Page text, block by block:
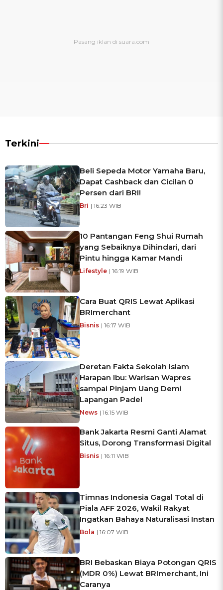
Terkini
Beli Sepeda Motor Yamaha Baru,
Dapat Cashback dan Cicilan 0
Persen dari BRI!
Bri | 16:23 WIB
10 Pantangan Feng Shui Rumah
yang Sebaiknya Dihindari, dari
Pintu hingga Kamar Mandi
Lifestyle | 16:19 WIB
Cara Buat QRIS Lewat Aplikasi
BRImerchant
Bisnis | 16:17 WIB
Deretan Fakta Sekolah Islam
Harapan Ibu: Warisan Wapres
sampai Pinjam Uang Demi
Lapangan Padel
News | 16:15 WIB
Bank Jakarta Resmi Ganti Alamat
Situs, Dorong Transformasi Digital
Bisnis | 16:11 WIB
Timnas Indonesia Gagal Total di
Piala AFF 2026, Wakil Rakyat
Ingatkan Bahaya Naturalisasi Instan
Bola | 16:07 WIB
BRI Bebaskan Biaya Potongan QRIS
(MDR 0%) Lewat BRImerchant, Ini
Caranya